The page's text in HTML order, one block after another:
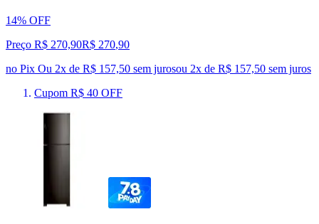
14% OFF
Preço R$ 270,90R$ 270,90
no Pix Ou 2x de R$ 157,50 sem jurosou 2x de R$ 157,50 sem juros
Cupom R$ 40 OFF